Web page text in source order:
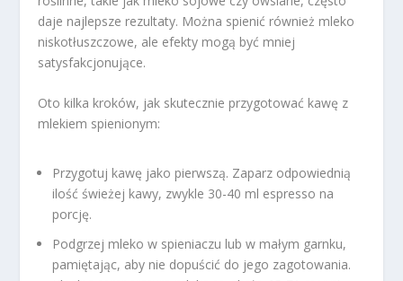
daje najlepsze rezultaty. Można spienić również mleko
niskotłuszczowe, ale efekty mogą być mniej
satysfakcjonujące.
Oto kilka kroków, jak skutecznie przygotować kawę z
mlekiem spienionym:
Przygotuj kawę jako pierwszą. Zaparz odpowiednią
ilość świeżej kawy, zwykle 30-40 ml espresso na
porcję.
Podgrzej mleko w spieniaczu lub w małym garnku,
pamiętając, aby nie dopuścić do jego zagotowania.